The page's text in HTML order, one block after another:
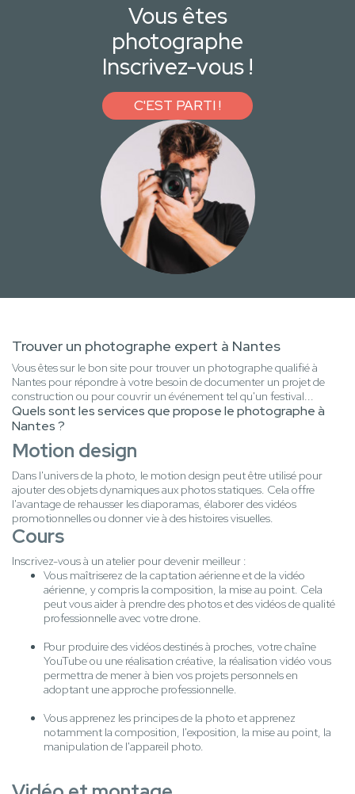
Vous êtes
photographe
Inscrivez-vous !
C'EST PARTI !
Trouver un photographe expert à Nantes
Vous êtes sur le bon site pour trouver un photographe qualifié à
Nantes pour répondre à votre besoin de documenter un projet de
construction ou pour couvrir un événement tel qu'un festival...
Quels sont les services que propose le photographe à
Nantes ?
Motion design
Dans l'univers de la photo, le motion design peut être utilisé pour
ajouter des objets dynamiques aux photos statiques. Cela offre
l'avantage de rehausser les diaporamas, élaborer des vidéos
promotionnelles ou donner vie à des histoires visuelles.
Cours
Inscrivez-vous à un atelier pour devenir meilleur :
Vous maîtriserez de la captation aérienne et de la vidéo
aérienne, y compris la composition, la mise au point. Cela
peut vous aider à prendre des photos et des vidéos de qualité
professionnelle avec votre drone.
Pour produire des vidéos destinés à proches, votre chaîne
YouTube ou une réalisation créative, la réalisation vidéo vous
permettra de mener à bien vos projets personnels en
adoptant une approche professionnelle.
Vous apprenez les principes de la photo et apprenez
notamment la composition, l'exposition, la mise au point, la
manipulation de l'appareil photo.